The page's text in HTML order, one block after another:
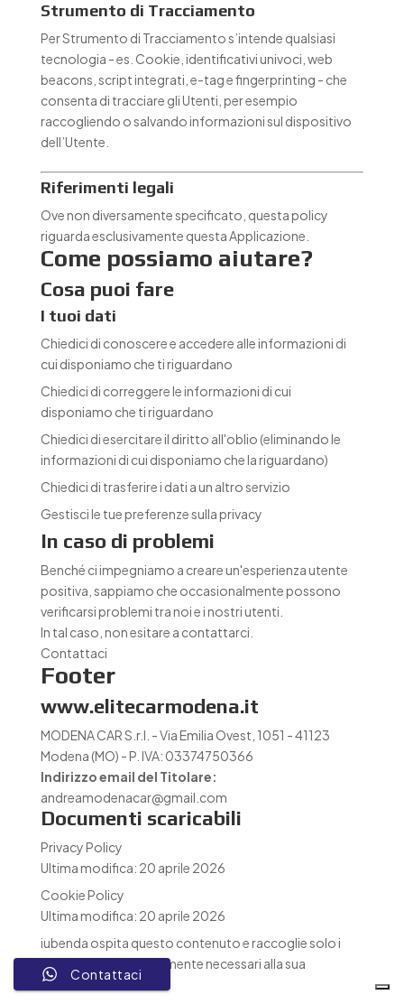
Strumento di Tracciamento
Per Strumento di Tracciamento s’intende qualsiasi
tecnologia - es. Cookie, identificativi univoci, web
beacons, script integrati, e-tag e fingerprinting - che
consenta di tracciare gli Utenti, per esempio
raccogliendo o salvando informazioni sul dispositivo
dell’Utente.
Riferimenti legali
Ove non diversamente specificato, questa policy
riguarda esclusivamente questa Applicazione.
Come possiamo aiutare?
Cosa puoi fare
I tuoi dati
Chiedici di conoscere e accedere alle informazioni di
cui disponiamo che ti riguardano
Chiedici di correggere le informazioni di cui
disponiamo che ti riguardano
Chiedici di esercitare il diritto all'oblio (eliminando le
informazioni di cui disponiamo che la riguardano)
Chiedici di trasferire i dati a un altro servizio
Gestisci le tue preferenze sulla privacy
In caso di problemi
Benché ci impegniamo a creare un'esperienza utente
positiva, sappiamo che occasionalmente possono
verificarsi problemi tra noi e i nostri utenti.
In tal caso, non esitare a contattarci.
Contattaci
Footer
www.elitecarmodena.it
MODENA CAR S.r.l. - Via Emilia Ovest, 1051 - 41123
Modena (MO) - P. IVA: 03374750366
Indirizzo email del Titolare:
andreamodenacar@gmail.com
Documenti scaricabili
Privacy Policy
Ultima modifica: 20 aprile 2026
Cookie Policy
Ultima modifica: 20 aprile 2026
iubenda ospita questo contenuto e raccoglie soloi
Dati Personali strettamente necessari alla sua
fornitura.
Contattaci